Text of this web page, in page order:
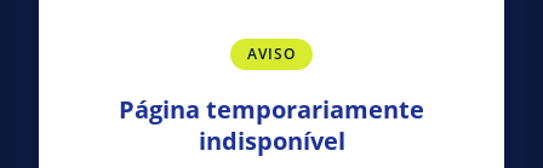
AVISO
Página temporariamente
indisponível